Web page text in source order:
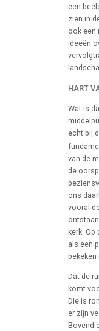
een
zien in
ook een
ideeën
HART
Wat is
echt bij
van de
de
ons
vooral
kerk.
als een
Dat de
komt
Die is
er zijn